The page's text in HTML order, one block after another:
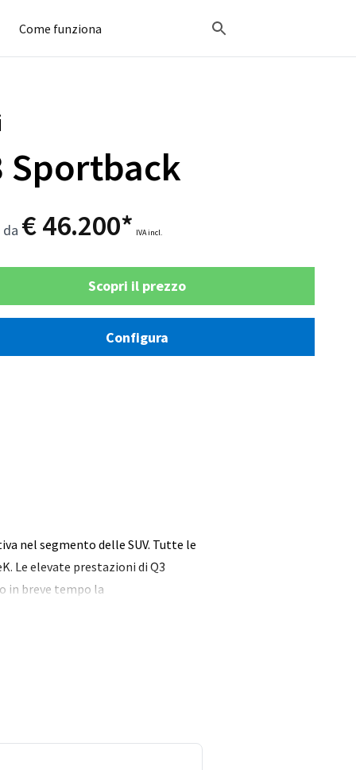
Come funziona
Sportback
da € 46.200* IVA incl.
Scopri il prezzo
Configura
nel segmento delle SUV. Tutte le
Le elevate prestazioni di Q3
in breve tempo la